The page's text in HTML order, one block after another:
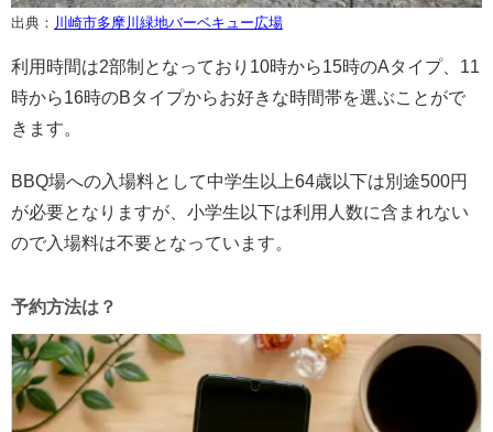
出典： 川崎市多摩川緑地バーベキュー広場
利用時間は2部制となっており10時から15時のAタイプ、11
時から16時のBタイプからお好きな時間帯を選ぶことがで
きます。
BBQ場への入場料として中学生以上64歳以下は別途500円
が必要となりますが、小学生以下は利用人数に含まれない
ので入場料は不要となっています。
予約方法は？